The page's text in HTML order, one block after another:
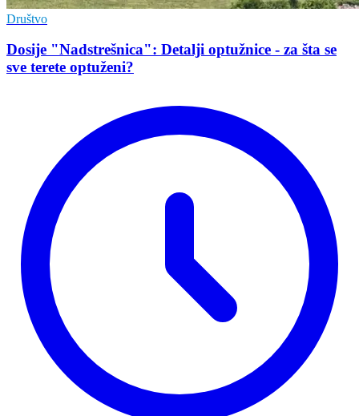
Društvo
Dosije "Nadstrešnica": Detalji optužnice - za šta se
sve terete optuženi?